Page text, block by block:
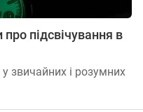
підсвічування в
звичайних і розумних